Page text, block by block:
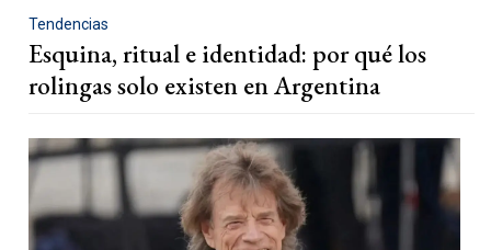
Tendencias
Esquina, ritual e identidad: por qué los
rolingas solo existen en Argentina